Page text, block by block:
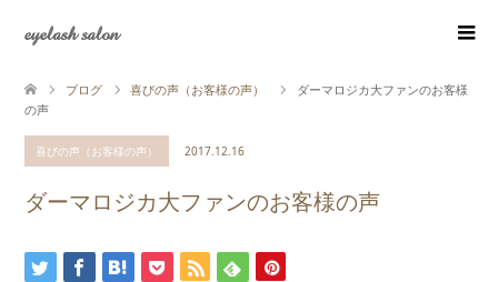
eyelash salon
ブログ 喜びの声（お客様の声）
ダーマロジカ大ファンのお客様
の声
喜びの声（お客様の声） 2017.12.16
ダーマロジカ大ファンのお客様の声